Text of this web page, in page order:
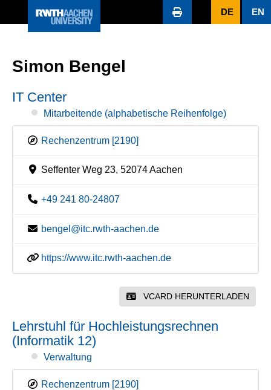
DE EN
Simon Bengel
IT Center
Mitarbeitende (alphabetische Reihenfolge)
Rechenzentrum [2190]
Seffenter Weg 23, 52074 Aachen
+49 241 80-24807
bengel@itc.rwth-aachen.de
https://www.itc.rwth-aachen.de
VCARD HERUNTERLADEN
Lehrstuhl für Hochleistungsrechnen
(Informatik 12)
Verwaltung
Rechenzentrum [2190]